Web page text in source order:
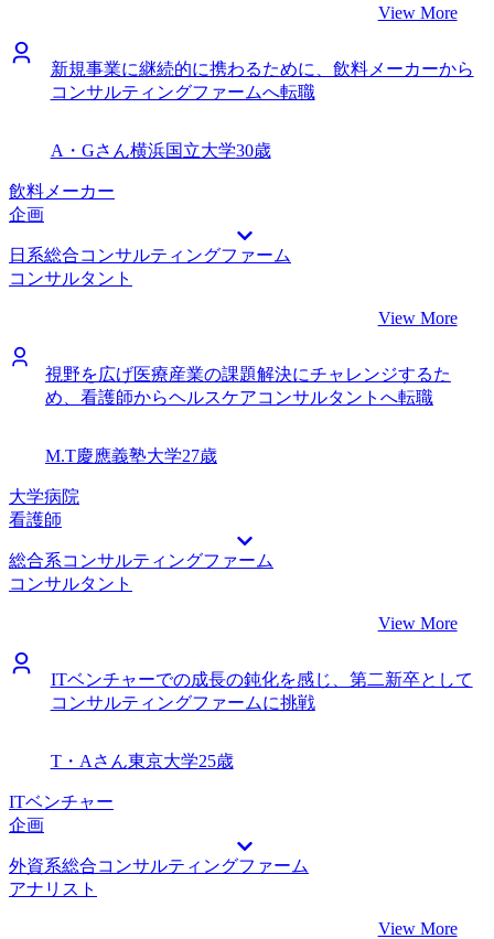
View More
新規事業に継続的に携わるために、飲料メーカーから
コンサルティングファームへ転職
A・Gさん横浜国立大学30歳
飲料メーカー
企画
日系総合コンサルティングファーム
コンサルタント
View More
視野を広げ医療産業の課題解決にチャレンジするた
め、看護師からヘルスケアコンサルタントへ転職
M.T慶應義塾大学27歳
大学病院
看護師
総合系コンサルティングファーム
コンサルタント
View More
ITベンチャーでの成長の鈍化を感じ、第二新卒として
コンサルティングファームに挑戦
T・Aさん東京大学25歳
ITベンチャー
企画
外資系総合コンサルティングファーム
アナリスト
View More